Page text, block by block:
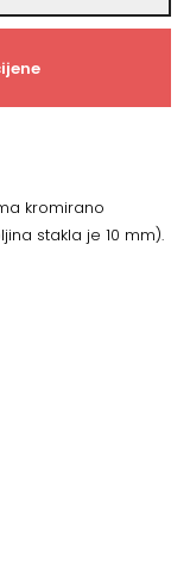
kromirano
stakla je 10 mm).